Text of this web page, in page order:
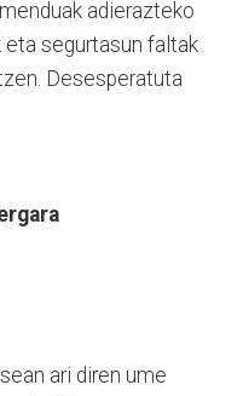
adierazteko
eta segurtasun faltak
Desesperatuta
ari diren ume